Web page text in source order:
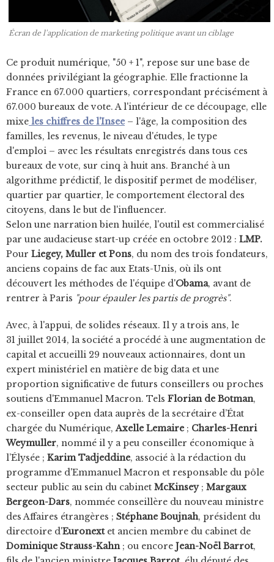
Écran de l'application de marketing politique avant un ciblage
Ce produit numérique, "50 + 1", repose sur une base de
données privilégiant la géographie. Elle fractionne la
France en 67.000 quartiers, correspondant précisément à
67.000 bureaux de vote. A l'intérieur de ce découpage, elle
mixe les chiffres de l'Insee – l'âge, la composition des
familles, les revenus, le niveau d'études, le type
d'emploi – avec les résultats enregistrés dans tous ces
bureaux de vote, sur cinq à huit ans. Branché à un
algorithme prédictif, le dispositif permet de modéliser,
quartier par quartier, le comportement électoral des
citoyens, dans le but de l'influencer.
Selon une narration bien huilée, l'outil est commercialisé
par une audacieuse start-up créée en octobre 2012 : LMP.
Pour Liegey, Muller et Pons, du nom des trois fondateurs,
anciens copains de fac aux Etats-Unis, où ils ont
découvert les méthodes de l'équipe d'Obama, avant de
rentrer à Paris "pour épauler les partis de progrès".
Avec, à l'appui, de solides réseaux. Il y a trois ans, le
31 juillet 2014, la société a procédé à une augmentation de
capital et accueilli 29 nouveaux actionnaires, dont un
expert ministériel en matière de big data et une
proportion significative de futurs conseillers ou proches
soutiens d'Emmanuel Macron. Tels Florian de Botman,
ex-conseiller open data auprès de la secrétaire d’État
chargée du Numérique,Axelle Lemaire ; Charles-Henri
Weymuller, nommé il y a peu conseiller économique à
l’Élysée ; Karim Tadjeddine, associé à la rédaction du
programme d'Emmanuel Macron et responsable du pôle
secteur public au sein du cabinet McKinsey; Margaux
Bergeon-Dars, nommée conseillère du nouveau ministre
des Affaires étrangères ; Stéphane Boujnah, président du
directoire d'Euronextet ancien membre du cabinet de
Dominique Strauss-Kahn; ou encore Jean-Noël Barrot,